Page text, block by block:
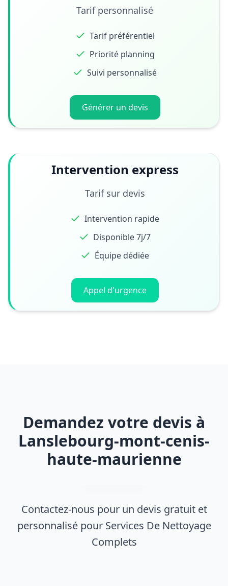
Tarif personnalisé
Tarif préférentiel
Priorité planning
Suivi personnalisé
Générer un devis
Intervention express
Tarif sur devis
Intervention rapide
Disponible 7j/7
Équipe dédiée
Appel d'urgence
Demandez votre devis à
Lanslebourg-mont-cenis-
haute-maurienne
Contactez-nous pour un devis gratuit et
personnalisé pour Services De Nettoyage
Complets